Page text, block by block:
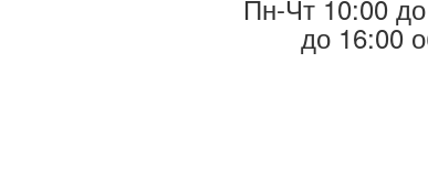
Пн-Чт 10:00
до 16:00